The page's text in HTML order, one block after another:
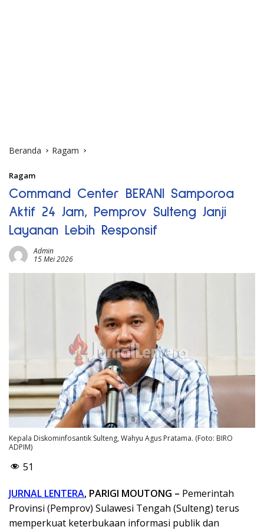
Beranda Ragam
Ragam
Command Center BERANI Samporoa
Aktif 24 Jam, Pemprov Sulteng Janji
Layanan Lebih Responsif
Admin
15 Mei 2026
Kepala Diskominfosantik Sulteng, Wahyu Agus Pratama. (Foto: BIRO
ADPIM)
51
JURNAL LENTERA, PARIGI MOUTONG – Pemerintah
Provinsi (Pemprov) Sulawesi Tengah (Sulteng) terus
memperkuat keterbukaan informasi publik dan